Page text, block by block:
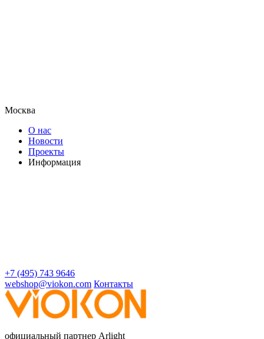
Москва
О нас
Новости
Проекты
Информация
+7 (495) 743 9646
webshop@viokon.com Контакты
официальный партнер Arlight